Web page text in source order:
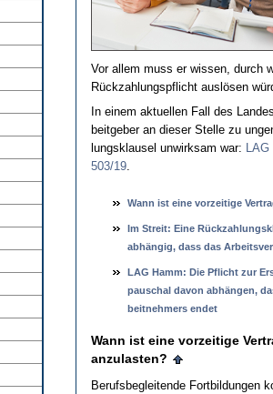
Vor al­lem muss er wis­sen, durch
Rück­zah­lungs­pflicht aus­lö­sen
In ei­nem ak­tu­el­len Fall des
beit­ge­ber an die­ser Stel­le zu
lungs­klau­sel un­wirk­sam war:
503/19.
Wann ist ei­ne vor­zei­ti­ge
Im Streit: Ei­ne
abhängig, dass das
LAG Hamm: Die Pflicht zur
pau­schal da­von abhängen,
beit­neh­mers en­det
Wann ist ei­ne vor­zei­ti­ge
an­zu­las­ten?
Be­rufs­be­glei­ten­de Fort­bil­dun­gen